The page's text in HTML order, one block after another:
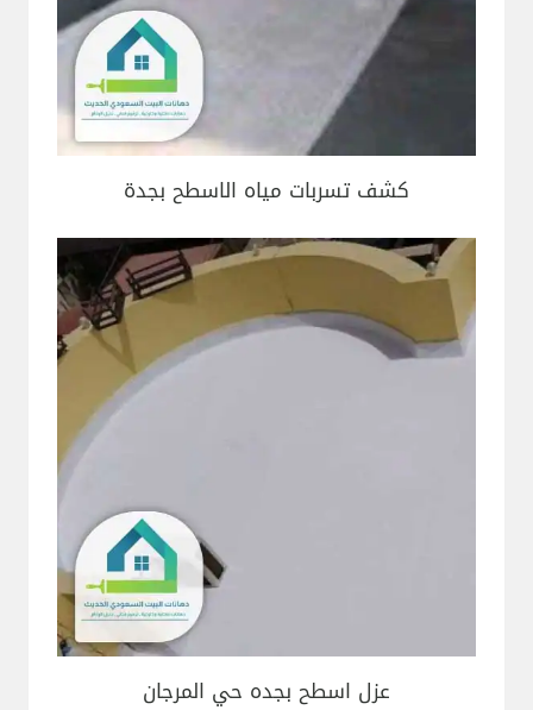
كشف تسربات مياه الاسطح بجدة
عزل اسطح بجده حي المرجان